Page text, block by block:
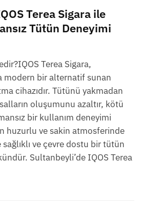
Terea Sigara ile
Tütün Deneyimi
Terea Sigara,
modern bir alternatif sunan
cihazıdır. Tütünü yakmadan
oluşumunu azaltır, kötü
bir kullanım deneyimi
huzurlu ve sakin atmosferinde
sağlıklı ve çevre dostu bir tütün
Sultanbeyli’de IQOS Terea